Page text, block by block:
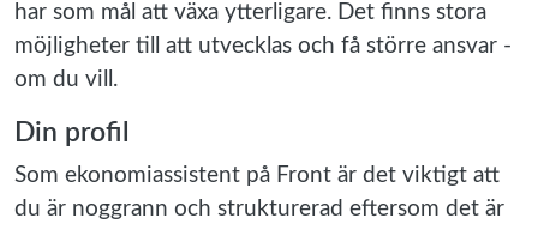
har som mål att växa ytterligare. Det finns stora
möjligheter till att utvecklas och få större ansvar -
om du vill.
Din profil
Som ekonomiassistent på Front är det viktigt att
du är noggrann och strukturerad eftersom det är